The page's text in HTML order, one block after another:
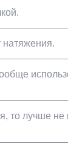
натяжения.
то лучше не